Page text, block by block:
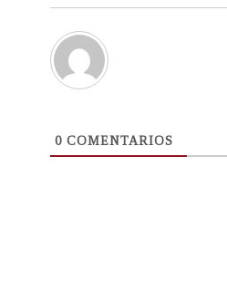
0 COMENTARIOS